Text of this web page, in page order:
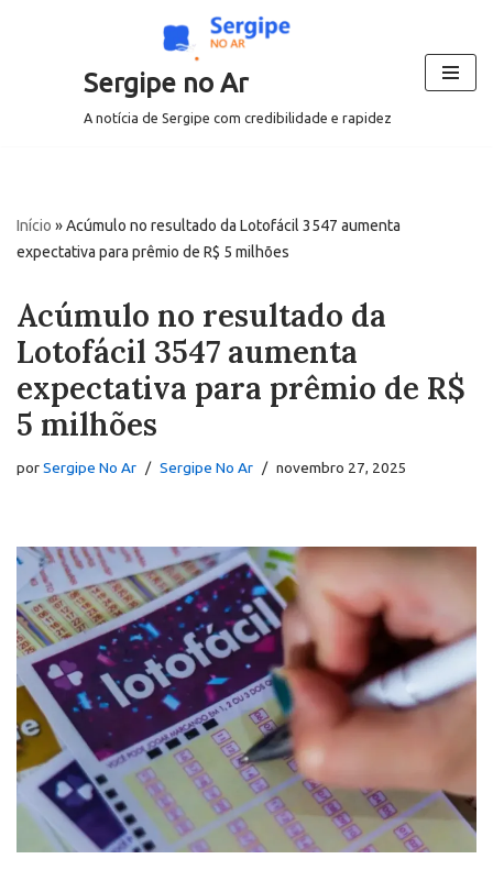
Sergipe no Ar
A notícia de Sergipe com credibilidade e rapidez
Início »Acúmulo no resultado da Lotofácil 3547 aumenta
expectativa para prêmio de R$ 5 milhões
Acúmulo no resultado da
Lotofácil 3547 aumenta
expectativa para prêmio de R$
5 milhões
porSergipe No Ar Sergipe No Ar novembro 27, 2025